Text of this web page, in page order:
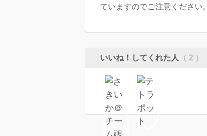
ていますのでご注意ください。
いいね！してくれた人 （ 2 ）